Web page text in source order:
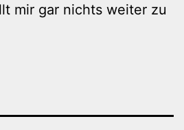
mir gar nichts weiter zu